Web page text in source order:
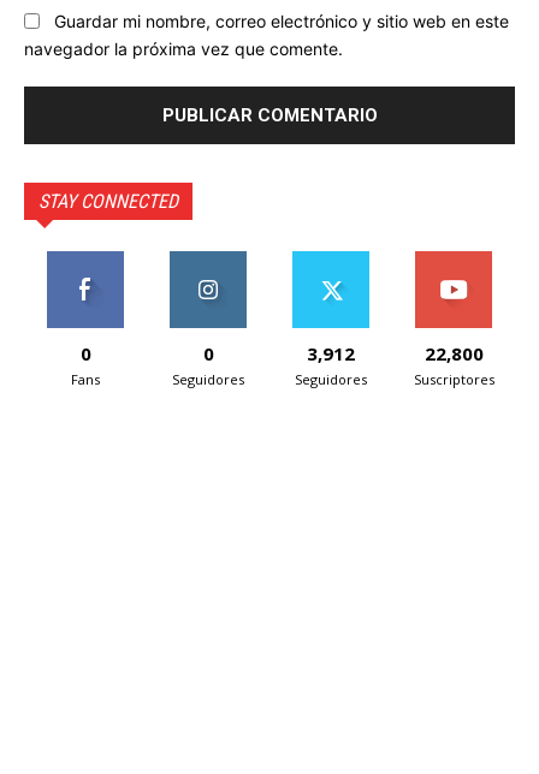
Guardar mi nombre, correo electrónico y sitio web en este
navegador la próxima vez que comente.
STAY CONNECTED
0
Fans
0
Seguidores
3,912
Seguidores
22,800
Suscriptores